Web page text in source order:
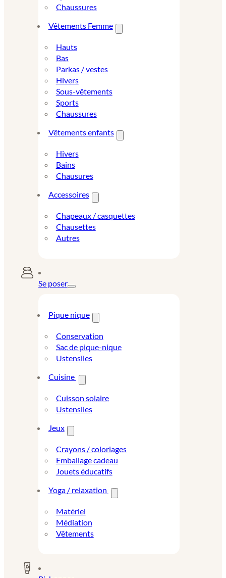
Chaussures
Vêtements Femme
Hauts
Bas
Parkas / vestes
Hivers
Sous-vêtements
Sports
Chaussures
Vêtements enfants
Hivers
Bains
Chausures
Accessoires
Chapeaux / casquettes
Chausettes
Autres
Se poser
Pique nique
Conservation
Sac de pique-nique
Ustensiles
Cuisine
Cuisson solaire
Ustensiles
Jeux
Crayons / coloriages
Emballage cadeau
Jouets éducatifs
Yoga / relaxation
Matériel
Médiation
Vêtements